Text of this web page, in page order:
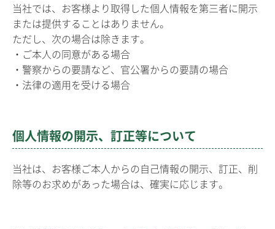
当社では、お客様より取得した個人情報を第三者に開示
または提供することはありません。
ただし、次の場合は除きます。
・ご本人の同意がある場合
・警察からの要請など、官公署からの要請の場合
・法律の適用を受ける場合
個人情報の開示、訂正等について
当社は、お客様ご本人からの自己情報の開示、訂正、削
除等のお求めがあった場合は、確実に応じます。